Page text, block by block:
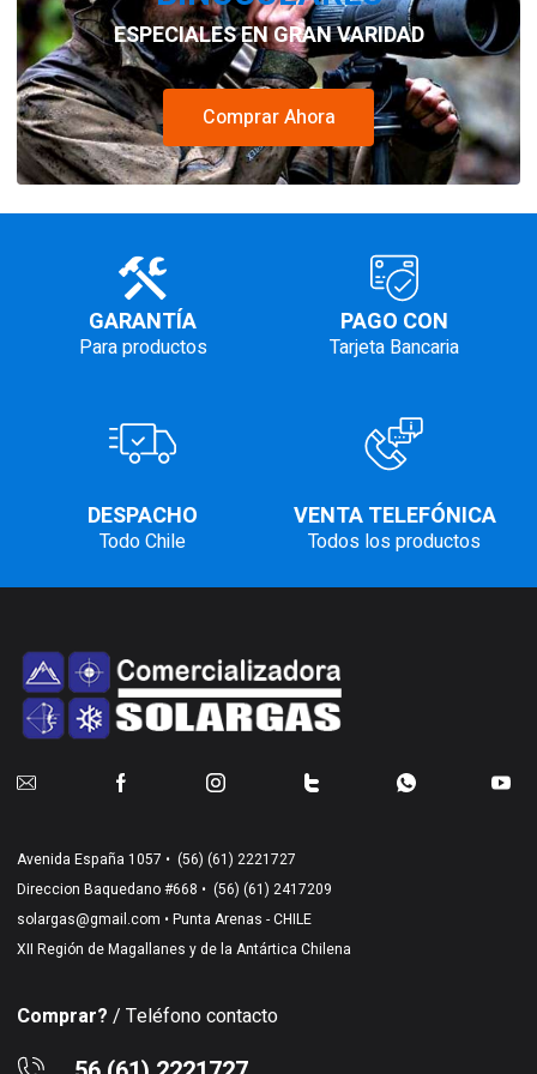
ESPECIALES EN GRAN VARIDAD
Comprar Ahora
GARANTÍA
Para productos
PAGO CON
Tarjeta Bancaria
DESPACHO
Todo Chile
VENTA TELEFÓNICA
Todos los productos
Avenida España 1057 • (56) (61) 2221727
Direccion Baquedano #668 • (56) (61) 2417209
solargas@gmail.com • Punta Arenas - CHILE
XII Región de Magallanes y de la Antártica Chilena
Comprar? / Teléfono contacto